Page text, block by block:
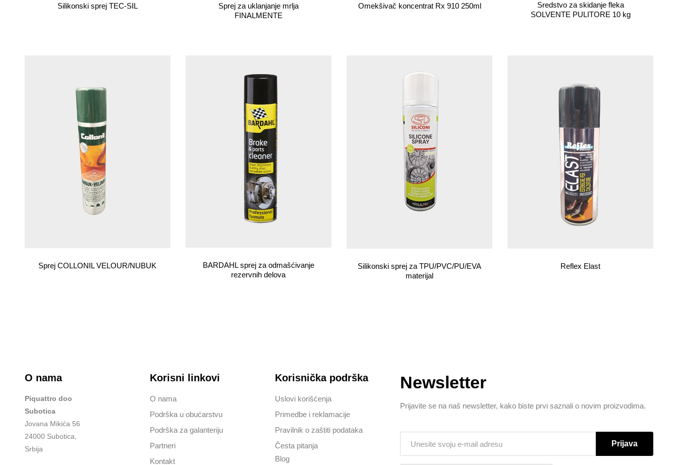
Silikonski sprej TEC-SIL
Sprej za uklanjanje mrlja
FINALMENTE
Omekšivač koncentrat Rx 910 250ml
Sredstvo za skidanje fleka
SOLVENTE PULITORE 10 kg
Sprej COLLONIL VELOUR/NUBUK
BARDAHL sprej za odmašćivanje
rezervnih delova
Silikonski sprej za TPU/PVC/PU/EVA
materijal
Reflex Elast
O nama
Piquattro doo
Subotica
Jovana Mikića 56
24000 Subotica,
Srbija
Korisni linkovi
O nama
Podrška u obućarstvu
Podrška za galanteriju
Partneri
Kontakt
Korisnička podrška
Uslovi korišćenja
Primedbe i reklamacije
Pravilnik o zaštiti podataka
Česta pitanja
Blog
Newsletter
Prijavite se na naš newsletter, kako biste prvi saznali o novim proizvodima.
Prijava